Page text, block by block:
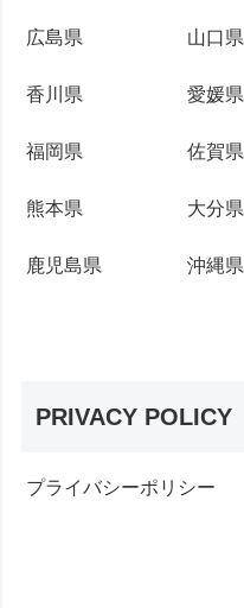
広島県 山口県
香川県 愛媛県
福岡県 佐賀県
熊本県 大分県
鹿児島県 沖縄県
PRIVACY POLICY
プライバシーポリシー